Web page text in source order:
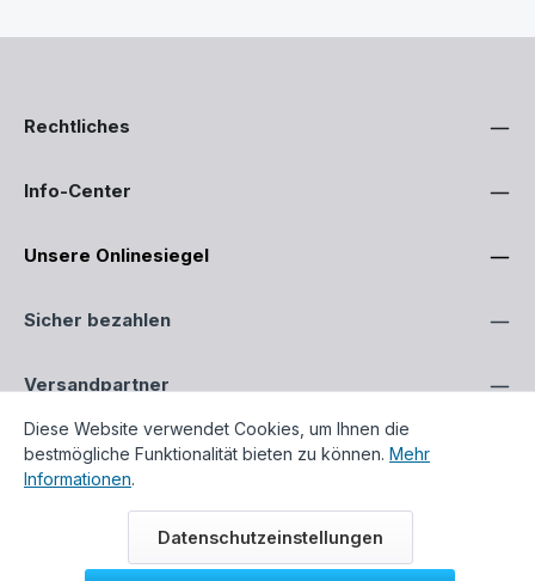
Rechtliches
Info-Center
Unsere Onlinesiegel
Sicher bezahlen
Versandpartner
, wenn nicht anders beschrieben.
Alle genannten Markennamen und Bezeichnungen sind
Diese Website verwendet Cookies, um Ihnen die
bestmögliche Funktionalität bieten zu können. Mehr
Informationen.
Datenschutzeinstellungen